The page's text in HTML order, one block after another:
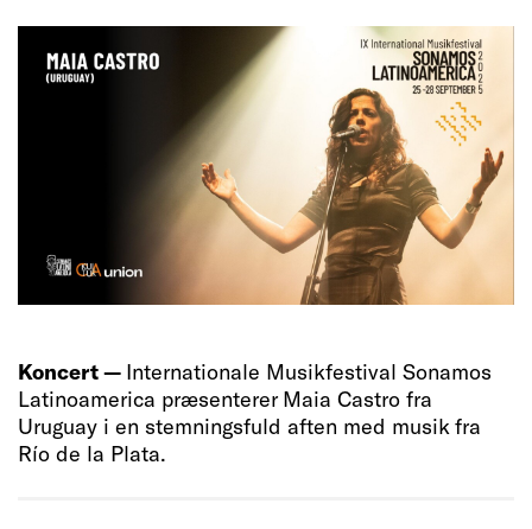
Koncert — Internationale Musikfestival Sonamos
Latinoamerica præsenterer Maia Castro fra
Uruguay i en stemningsfuld aften med musik fra
Río de la Plata.